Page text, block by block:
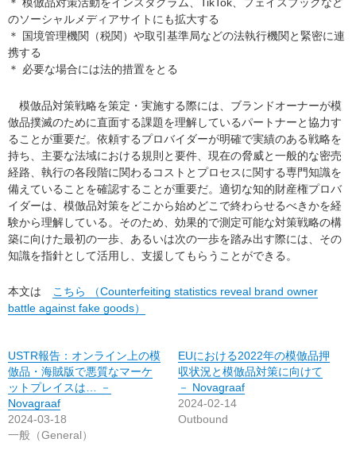
のソーシャルメディアサイトにも拡大する
＊ 国境管理機関（税関）や取引基準局などの法執行機関と緊密に連
携する
＊ 必要な場合には法的措置をとる
模倣品対策戦略を策定・実施する際には、ブランドオーナーが模
倣品撲滅のために直面する課題を理解しているパートナーと協力す
ることが重要だ。依頼するプロバイダーが明確で実績のある戦略を
持ち、主要な法域における規則と要件、現在の脅威と一般的な密売
経路、執行の各段階に関わるコストとプロセスに関する専門知識を
備えていることを確認することが重要だ。適切な知的財産権プロバ
イダーは、模倣品対策をどこから始めどこで終わらせるべきかを経
験から理解している。そのため、効果的で測定可能な対策戦略の構
築に向けた最初の一歩、あるいは次の一歩を踏み出す際には、その
知識を指針として活用し、支援してもらうことができる。
本文は
こちら （Counterfeiting statistics reveal brand owner
battle against fake goods）
USTR報告：オンライン上の模
倣品・海賊版で悪質なマーケ
ットプレイスは… －
Novagraaf
2024-03-18
一般（General）
EUにおける2022年の模倣品押
収状況と模倣品対策に向けて
－ Novagraaf
2024-02-14
Outbound